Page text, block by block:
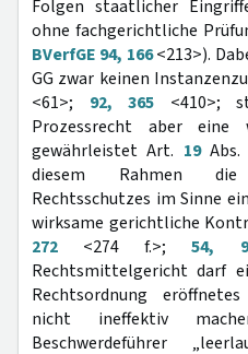
Folgen staatlicher
ohne fachgerichtliche
BVerfGE 94, 166<213>).
GG zwar keinen
<61>; 92, 365 <410>;
Prozessrecht aber eine
gewährleistet Art. 19Abs.
diesem Rahmen
Rechtsschutzes im Sinne
wirksame gerichtliche
272 <274 f.>;54,
Rechtsmittelgericht darf
Rechtsordnung
nicht ineffektiv
Beschwerdeführer